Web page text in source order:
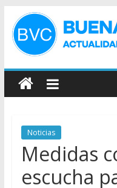
Noticias
Medidas
escucha